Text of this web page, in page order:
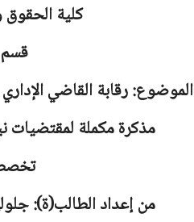
كلية الحقوق
الموضوع: رقابة القاضي
مذكرة مكملة لمقتضيات
من إعداد الطالب(ة):